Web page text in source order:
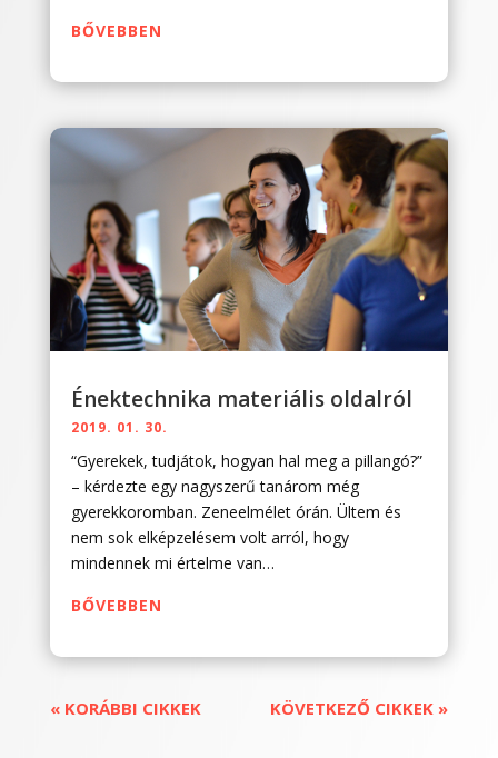
BŐVEBBEN
Énektechnika materiális oldalról
2019. 01. 30.
“Gyerekek, tudjátok, hogyan hal meg a pillangó?”
– kérdezte egy nagyszerű tanárom még
gyerekkoromban. Zeneelmélet órán. Ültem és
nem sok elképzelésem volt arról, hogy
mindennek mi értelme van…
BŐVEBBEN
« KORÁBBI CIKKEK KÖVETKEZŐ CIKKEK »